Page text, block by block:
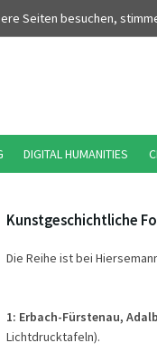
Seiten besuchen,
Kunstgeschichtliche
Die Reihe ist bei
1: Erbach-Fürstenau,
Lichtdrucktafeln).
DIGITAL HUMANITIES